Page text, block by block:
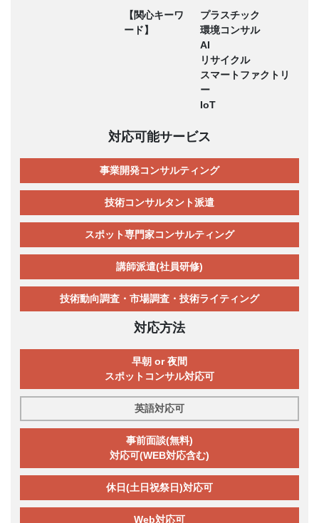
【関心キーワ
ード】
プラスチック
環境コンサル
AI
リサイクル
スマートファクトリ
ー
IoT
対応可能サービス
事業開発コンサルティング
技術コンサルタント派遣
スポット専門家コンサルティング
講師派遣(社員研修)
技術動向調査・市場調査・技術ライティング
対応方法
早朝 or 夜間
スポットコンサル対応可
英語対応可
事前面談(無料)
対応可(WEB対応含む)
休日(土日祝祭日)対応可
Web対応可